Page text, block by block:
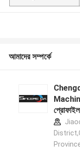
আমাদের সম্পর্কে
প্রোফাইল